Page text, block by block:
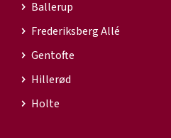
Ballerup
Frederiksberg Allé
Gentofte
Hillerød
Holte